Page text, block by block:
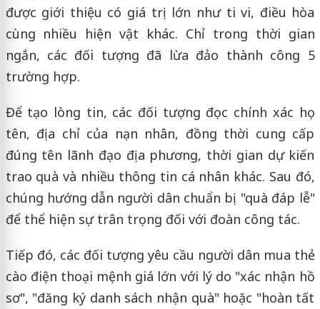
được giới thiệu có giá trị lớn như ti vi, điều hòa
cùng nhiều hiện vật khác. Chỉ trong thời gian
ngắn, các đối tượng đã lừa đảo thành công 5
trường hợp.
Để tạo lòng tin, các đối tượng đọc chính xác họ
tên, địa chỉ của nạn nhân, đồng thời cung cấp
đúng tên lãnh đạo địa phương, thời gian dự kiến
trao quà và nhiều thông tin cá nhân khác. Sau đó,
chúng hướng dẫn người dân chuẩn bị "quà đáp lễ"
để thể hiện sự trân trọng đối với đoàn công tác.
Tiếp đó, các đối tượng yêu cầu người dân mua thẻ
cào điện thoại mệnh giá lớn với lý do "xác nhận hồ
sơ", "đăng ký danh sách nhận quà" hoặc "hoàn tất